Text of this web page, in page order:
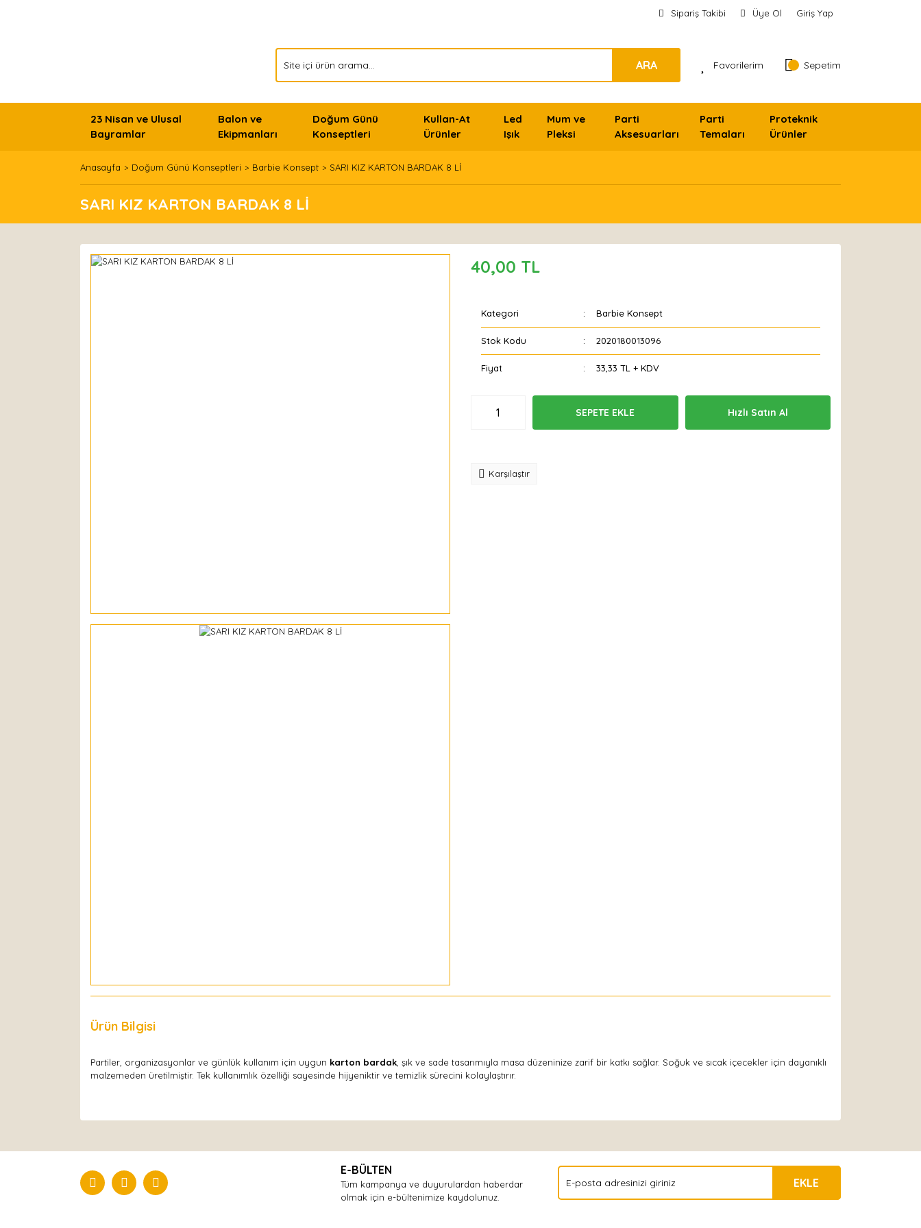
Sipariş Takibi Üye Ol Giriş Yap
ARA Favorilerim Sepetim
23 Nisan ve Ulusal
Bayramlar
Balon ve
Ekipmanları
Doğum Günü
Konseptleri
Kullan-At
Ürünler
Led
Işık
Mum ve
Pleksi
Parti
Aksesuarları
Parti
Temaları
Proteknik
Ürünler
Anasayfa Doğum Günü Konseptleri Barbie Konsept SARI KIZ KARTON BARDAK 8 Lİ
SARI KIZ KARTON BARDAK 8 Lİ
40,00 TL
Kategori Barbie Konsept
Stok Kodu 2020180013096
Fiyat 33,33 TL + KDV
SEPETE EKLE Hızlı Satın Al
Karşılaştır
Ürün Bilgisi
Partiler, organizasyonlar ve günlük kullanım için uygun karton bardak , şık ve sade tasarımıyla masa düzeninize zarif bir katkı sağlar. Soğuk ve sıcak içecekler için dayanıklı
malzemeden üretilmiştir. Tek kullanımlık özelliği sayesinde hijyeniktir ve temizlik sürecini kolaylaştırır.
Yorum Yaz
E-BÜLTEN
Tüm kampanya ve duyurulardan haberdar
olmak için e-bültenimize kaydolunuz.
EKLE